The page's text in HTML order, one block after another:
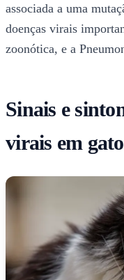
associada a uma
doenças virais
zoonótica, e a
Sinais e
virais em